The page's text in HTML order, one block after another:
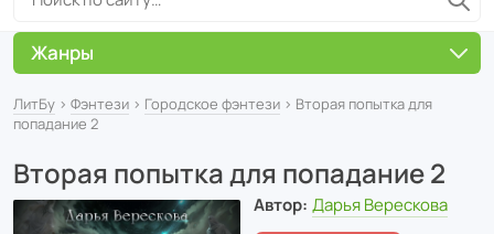
ЛитБу › Фэнтези › Городское фэнтези › Вторая попытка для
попадание 2
Вторая попытка для попадание 2
Автор: Дарья Верескова
Жанры